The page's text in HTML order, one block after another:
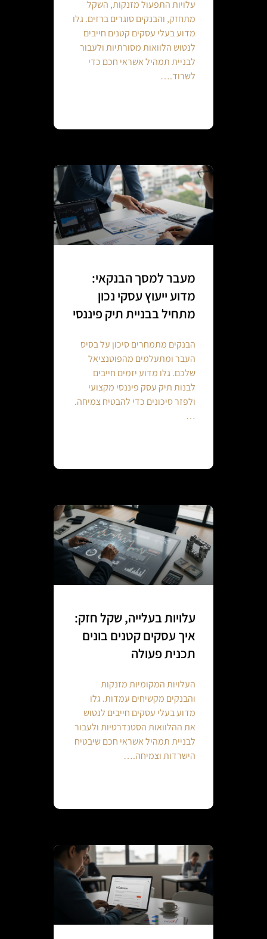
עלויות התפעול מזנקות, השקל
מתחזק, והבנקים סוגרים ברזים. גלו
מדוע בעלי עסקים קטנים חייבים
לנטוש הלוואות מסורתיות ולעבור
לבניית תמהיל אשראי חכם כדי
לשרוד.…
מעבר למסך הבנקאי:
מדוע ייעוץ עסקי נכון
מתחיל בבניית תיק פיננסי
הבנקים מתמחרים סיכון על בסיס
העבר ומתעלמים מהפוטנציאל
שלכם. גלו מדוע יזמים חייבים
לבנות תיק עסק פיננסי מקצועי
ולפזר סיכונים כדי להבטיח צמיחה.
…
עלויות בעלייה, שקל חזק:
איך עסקים קטנים בונים
תכנית פעולה
העלויות המקומיות מזנקות
והבנקים מקשיחים עמדות. גלו
מדוע בעלי עסקים חייבים לנטוש
את ההלוואות הסטנדרטיות ולעבור
לבניית תמהיל אשראי חכם שיבטיח
הישרדות וצמיחה.…